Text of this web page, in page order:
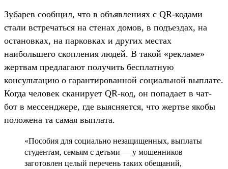
Зубарев сообщил, что в объявлениях с QR-кодами
стали встречаться на стенах домов, в подъездах, на
остановках, на парковках и других местах
наибольшего скопления людей. В такой «рекламе»
жертвам предлагают получить бесплатную
консультацию о гарантированной социальной выплате.
Когда человек сканирует QR-код, он попадает в чат-
бот в мессенджере, где выясняется, что жертве якобы
положена та самая выплата.
«Пособия для социально незащищенных, выплаты
студентам, семьям с детьми — у мошенников
заготовлен целый перечень таких обещаний,